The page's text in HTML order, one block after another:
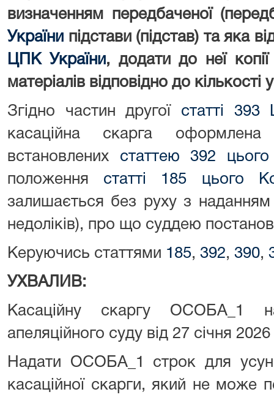
визначенням передбаченої
України підстави (підстав) та яка
ЦПК України, додати до неї
матеріалів відповідно до кількості
Згідно частин другої статті 393
касаційна скарга
встановлених статтею 392
положення статті 185 цього
залишається без руху з наданням
недоліків), про що суддею
Керуючись статтями 185, 392, 390,
УХВАЛИВ:
Касаційну скаргу ОСОБА_1
апеляційного суду від 27 січня
Надати ОСОБА_1 строк для
касаційної скарги, який не може